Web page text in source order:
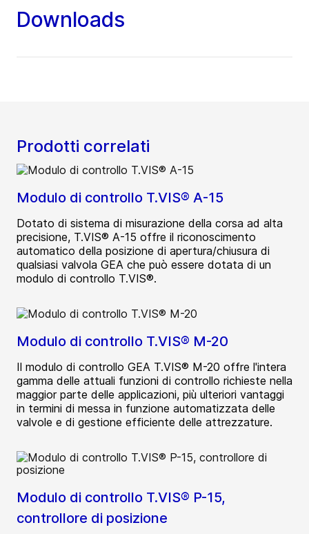
Downloads
Prodotti correlati
Modulo di controllo T.VIS® A-15
Dotato di sistema di misurazione della corsa ad alta
precisione, T.VIS® A-15 offre il riconoscimento
automatico della posizione di apertura/chiusura di
qualsiasi valvola GEA che può essere dotata di un
modulo di controllo T.VIS®.
Modulo di controllo T.VIS® M-20
Il modulo di controllo GEA T.VIS® M-20 offre l'intera
gamma delle attuali funzioni di controllo richieste nella
maggior parte delle applicazioni, più ulteriori vantaggi
in termini di messa in funzione automatizzata delle
valvole e di gestione efficiente delle attrezzature.
Modulo di controllo T.VIS® P-15,
controllore di posizione